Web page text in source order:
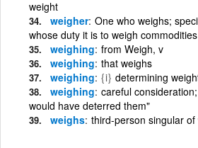
weight
weigher One who weighs;
whose duty it is to weigh commodities
weighing from Weigh, v
weighing that weighs
weighing {i} determining
weighing careful
would have deterred them"
weighs third-person singular of